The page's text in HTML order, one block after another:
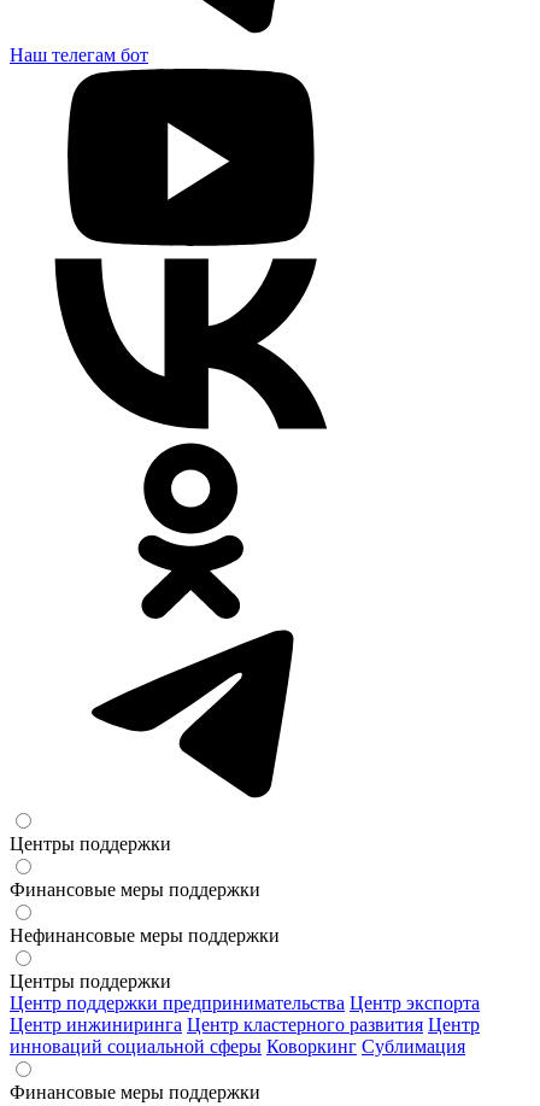
Наш телегам бот
Центры поддержки
Финансовые меры поддержки
Нефинансовые меры поддержки
Центры поддержки
Центр поддержки предпринимательства Центр экспорта
Центр инжиниринга Центр кластерного развития Центр
инноваций социальной сферы Коворкинг Сублимация
Финансовые меры поддержки